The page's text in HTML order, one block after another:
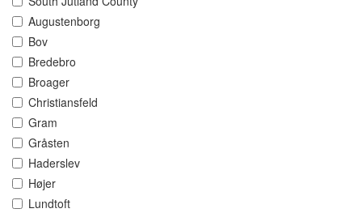
Augustenborg
Bov
Bredebro
Broager
Christiansfeld
Gram
Gråsten
Haderslev
Højer
Lundtoft